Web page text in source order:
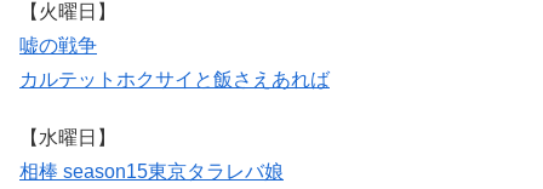
【火曜日】
嘘の戦争
カルテット ホクサイと飯さえあれば
【水曜日】
相棒 season15東京タラレバ娘